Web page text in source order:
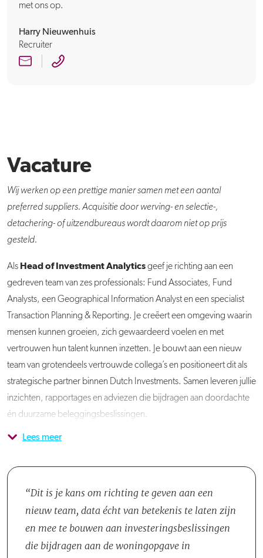
met ons op.
Harry Nieuwenhuis
Recruiter
Vacature
Wij werken op een prettige manier samen met een aantal
preferred suppliers. Acquisitie door werving- en selectie-,
detachering- of uitzendbureaus wordt daarom niet op prijs
gesteld.
Als Head of Investment Analyticsgeef je richting aan een
gedreven team van zes professionals: Fund Associates, Fund
Analysts, een Geographical Information Analyst en een specialist
Transaction Planning & Reporting. Je creëert een omgeving waarin
mensen kunnen groeien, zich gewaardeerd voelen en met
vertrouwen hun talent kunnen inzetten. Je bouwt aan een nieuw
team van grotendeels vertrouwde collega’s en positioneert dit als
strategische partner binnen Dutch Investments. Samen leveren jullie
inzichten, rapportages en adviezen die bijdragen aan doordachte
én duurzame beleggingsbeslissingen.
Je brengt leiderschap en inhoudelijke scherpte samen. Je coacht,
cultuur waarin eigenaarschap en teamgeest centraal staan. Met
jouw heldere visie op de waarde van data en analytics geef je
richting én ruimte aan het team. Je inspireert collega’s binnen Direct
Investments en helpt hen stappen te zetten in data gedreven
Je beweegt moeiteloos tussen finance, strategie en technologie en
sta je zelf ook met beide voeten in de praktijk. Je bouwt aan een
duurzaam teammodel, waarin collega’s elkaar aanvullen, zich
blijven ontwikkelen en met plezier samenwerken aan impactvolle
Lees meer
Dit is je kans om richting te geven aan een
nieuw team, data écht van betekenis te laten zijn
en mee te bouwen aan investeringsbeslissingen
die bijdragen aan de woningopgave in